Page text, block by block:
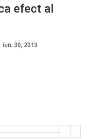
efect al
iun. 30, 2013